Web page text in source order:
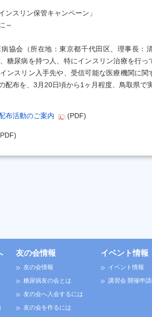
ンスリン保管キャンペーン」
～
協会（所在地：東京都千代田区、理事長：
糖尿病を持つ人、特にインスリン治療を行
ンスリン入手先や、受信可能な医療機関に
配布を、3月20日頃から1ヶ月程度、鳥取県で
布活動のご案内 (PDF)
友の会情報
友の会情報
糖尿病友の会とは
友の会へ入会するには
友の会を作るには
イベント情報
イベント情報
講習会 開催申